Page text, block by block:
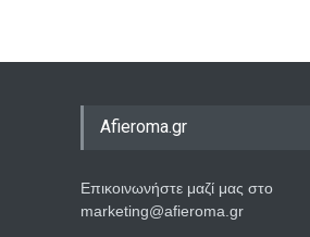
Afieroma.gr
Επικοινωνήστε μαζί μας στο
marketing@afieroma.gr